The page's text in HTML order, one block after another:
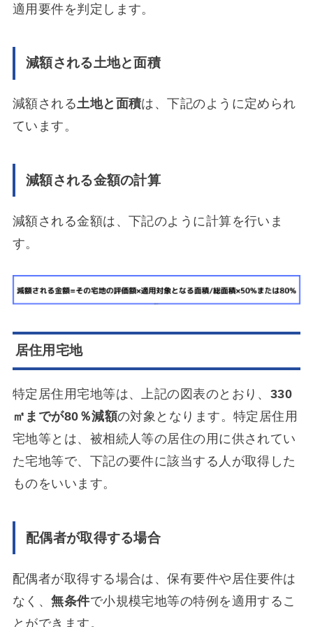
適用要件を判定します。
減額される土地と面積
減額される土地と面積は、下記のように定められ
ています。
減額される金額の計算
減額される金額は、下記のように計算を行いま
す。
居住用宅地
特定居住用宅地等は、上記の図表のとおり、 330
㎡までが80％減額の対象となります。特定居住用
宅地等とは、被相続人等の居住の用に供されてい
た宅地等で、下記の要件に該当する人が取得した
ものをいいます。
配偶者が取得する場合
配偶者が取得する場合は、保有要件や居住要件は
なく、無条件で小規模宅地等の特例を適用するこ
とができます。